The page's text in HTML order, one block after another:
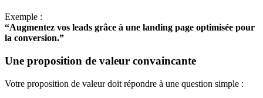
Exemple :
“Augmentez vos leads grâce à une landing page optimisée pour
la conversion.”
Une proposition de valeur convaincante
Votre proposition de valeur doit répondre à une question simple :